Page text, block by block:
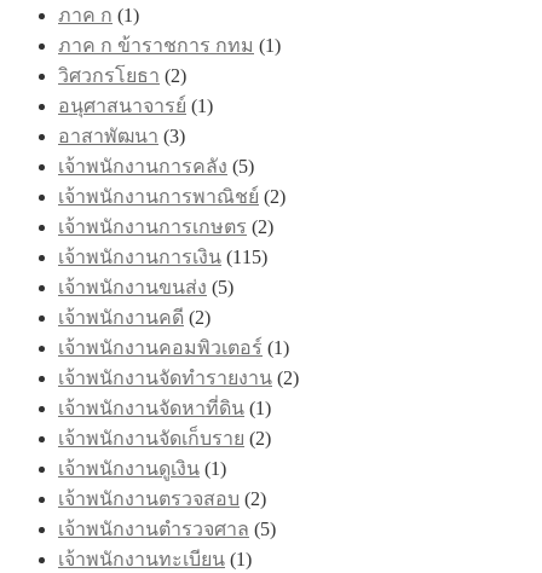
ภาค ก (1)
ภาค ก ข้าราชการ กทม (1)
วิศวกรโยธา (2)
อนุศาสนาจารย์ (1)
อาสาพัฒนา (3)
เจ้าพนักงานการคลัง (5)
เจ้าพนักงานการพาณิชย์ (2)
เจ้าพนักงานการเกษตร (2)
เจ้าพนักงานการเงิน (115)
เจ้าพนักงานขนส่ง (5)
เจ้าพนักงานคดี (2)
เจ้าพนักงานคอมพิวเตอร์ (1)
เจ้าพนักงานจัดทำรายงาน (2)
เจ้าพนักงานจัดหาที่ดิน (1)
เจ้าพนักงานจัดเก็บราย (2)
เจ้าพนักงานดูเงิน (1)
เจ้าพนักงานตรวจสอบ (2)
เจ้าพนักงานตำรวจศาล (5)
เจ้าพนักงานทะเบียน (1)